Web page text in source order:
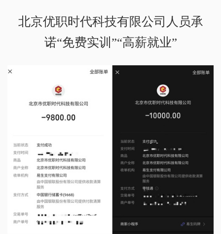
北京优职时代科技有限公司人员承
诺“免费实训”“高薪就业”